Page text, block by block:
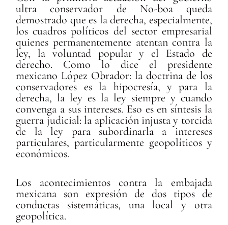
ultra conservador de No-boa queda
demostrado que es la derecha, especialmente,
los cuadros políticos del sector empresarial
quienes permanentemente atentan contra la
ley, la voluntad popular y el Estado de
derecho. Como lo dice el presidente
mexicano López Obrador: la doctrina de los
conservadores es la hipocresía, y para la
derecha, la ley es la ley siempre y cuando
convenga a sus intereses. Eso es en síntesis la
guerra judicial: la aplicación injusta y torcida
de la ley para subordinarla a intereses
particulares, particularmente geopolíticos y
económicos.
Los acontecimientos contra la embajada
mexicana son expresión de dos tipos de
conductas sistemáticas, una local y otra
geopolítica.